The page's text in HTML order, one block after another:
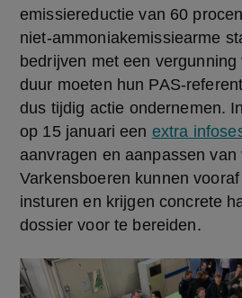
emissiereductie van 60
niet-ammoniakemissiearme
bedrijven met een vergunning
duur moeten hun PAS-
dus tijdig actie ondernemen.
op 15 januari een extra
aanvragen en aanpassen van
Varkensboeren kunnen
insturen en krijgen concrete
dossier voor te bereiden.